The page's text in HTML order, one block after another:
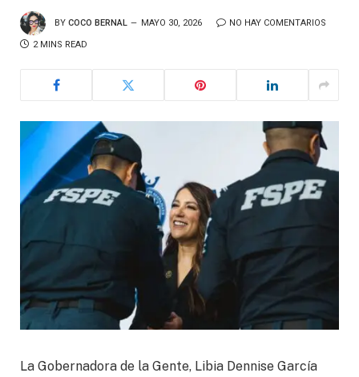
BY COCO BERNAL MAYO 30, 2026 NO HAY COMENTARIOS
2 MINS READ
La Gobernadora de la Gente, Libia Dennise García